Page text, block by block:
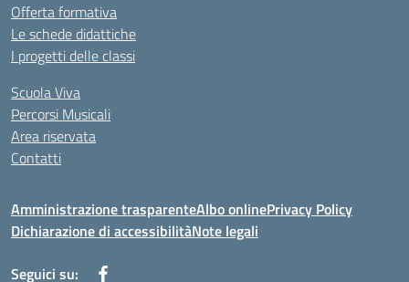
Offerta formativa
Le schede didattiche
I progetti delle classi
Scuola Viva
Percorsi Musicali
Area riservata
Contatti
Amministrazione trasparenteAlbo onlinePrivacy Policy
Dichiarazione di accessibilitàNote legali
Seguici su: